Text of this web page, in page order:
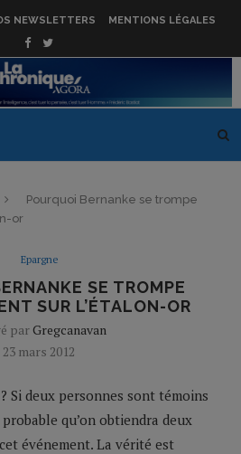
NEWSLETTERS MENTIONS LÉGALES
Pourquoi Bernanke se trompe
or
Epargne
SE TROMPE
SUR L’ÉTALON-OR
parGregcanavan
23 mars 2012
Si deux personnes sont témoins
qu’on obtiendra deux
événement. La vérité est